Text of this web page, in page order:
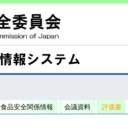
食品安全関係情報 会議資料 評価書